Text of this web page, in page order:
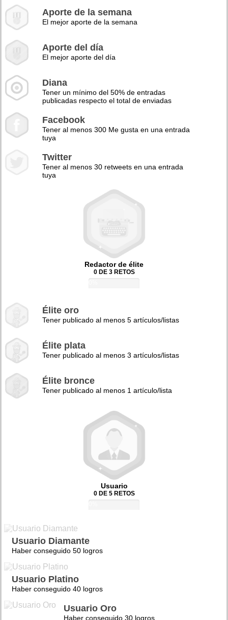
Aporte de la semana
El mejor aporte de la semana
Aporte del día
El mejor aporte del día
Diana
Tener un mínimo del 50% de entradas
publicadas respecto el total de enviadas
Facebook
Tener al menos 300 Me gusta en una entrada
tuya
Twitter
Tener al menos 30 retweets en una entrada
tuya
Redactor de élite
0 DE 3 RETOS
Élite oro
Tener publicado al menos 5 artículos/listas
Élite plata
Tener publicado al menos 3 artículos/listas
Élite bronce
Tener publicado al menos 1 artículo/lista
Usuario
0 DE 5 RETOS
Usuario Diamante
Haber conseguido 50 logros
Usuario Platino
Haber conseguido 40 logros
Usuario Oro
Haber conseguido 30 logros